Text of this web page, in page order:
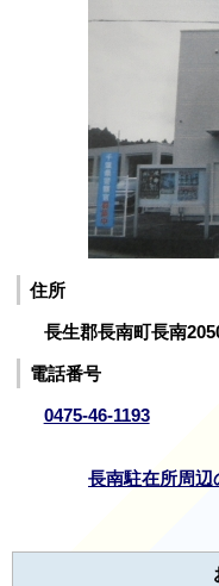
住所
長生郡長南町長南
電話番号
0475-46-1193
長南駐在所周辺